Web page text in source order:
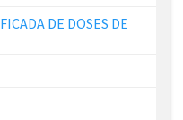
DE DOSES DE